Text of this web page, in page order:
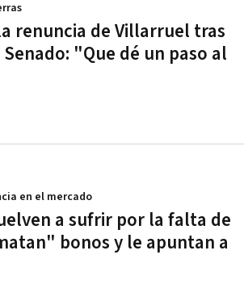
renuncia de Villarruel tras
"Que dé un paso al
a sufrir por la falta de
bonos y le apuntan a
en el mercado